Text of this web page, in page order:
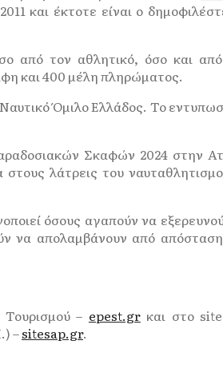
και έκτοτε είναι ο
από τον αθλητικό, όσο και
και 400 μέλη πληρώματος.
Όμιλο Ελλάδος. Το
Σκαφών 2024 στην
λάτρεις του
όσους αγαπούν να
να απολαμβάνουν από
– epest.grκαι στο
–sitesap.gr.